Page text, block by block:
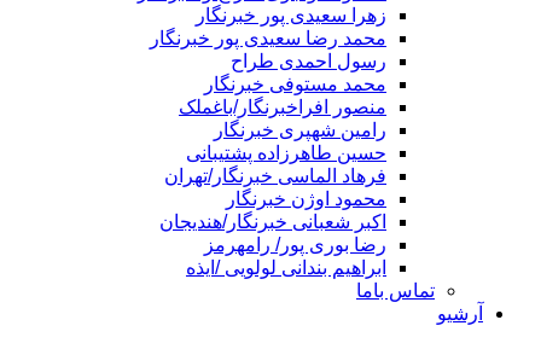
زهرا سعیدی پور خبرنگار
محمد رضا سعیدی پور خبرنگار
رسول احمدی طراح
محمد مستوفی خبرنگار
منصور افراخبرنگار/باغملک
رامین شهپری خبرنگار
حسین طاهرزاده پشتیبانی
فرهاد الماسی خبرنگار/تهران
محمود اوژن خبرنگار
اکبر شعبانی خبرنگار/هندیجان
رضا بوری پور/ رامهرمز
ابراهیم بندانی لولویی /ایذه
تماس باما
آرشیو